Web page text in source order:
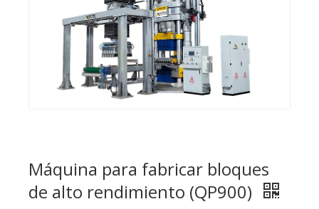
Máquina para fabricar bloques
de alto rendimiento (QP900)